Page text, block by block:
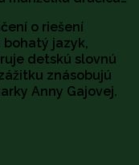
o riešení
bohatý jazyk,
detskú slovnú
znásobujú
Anny Gajovej.